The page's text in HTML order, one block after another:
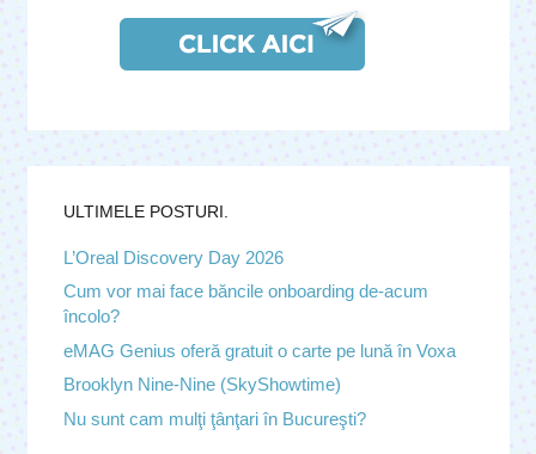
ULTIMELE POSTURI.
L’Oreal Discovery Day 2026
Cum vor mai face băncile onboarding de-acum
încolo?
eMAG Genius oferă gratuit o carte pe lună în Voxa
Brooklyn Nine-Nine (SkyShowtime)
Nu sunt cam mulţi ţânţari în Bucureşti?